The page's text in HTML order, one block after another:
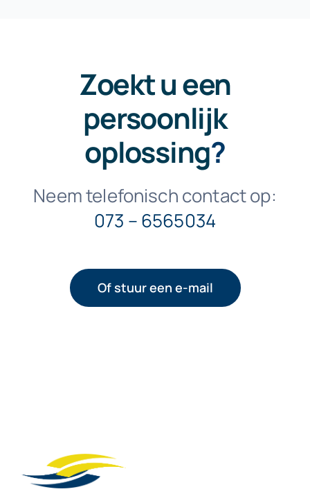
Zoekt u een
persoonlijk
oplossing?
Neem telefonisch contact op:
073 – 6565034
Of stuur een e-mail